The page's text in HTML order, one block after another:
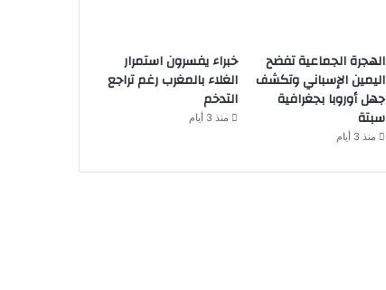
الهجرة الجماعية تفضح
اليمين الإسباني وتكشف
جهل أوروبا بجغرافية
سبتة
منذ 3 أيام
خبراء يفسرون استمرار
الغلاء بالمغرب رغم تراجع
التدخم
منذ 3 أيام